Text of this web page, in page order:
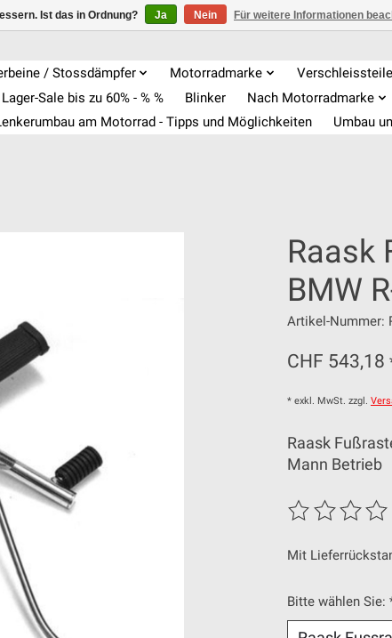
/ Stossdämpfer Motorradmarke
Lager-Sale bis zu 60% - % % Blinker Nach Motorradmarke
am Motorrad - Tipps und Möglichkeiten Umbau
Raask
BMW
Artikel-Nummer:
CHF 543,18
* exkl. MwSt. zzgl.
Raask
Mann Betrieb
Die
Mit
Bitte wählen Sie:
Ist das in Ordnung? Ja Nein Für weitere Informationen